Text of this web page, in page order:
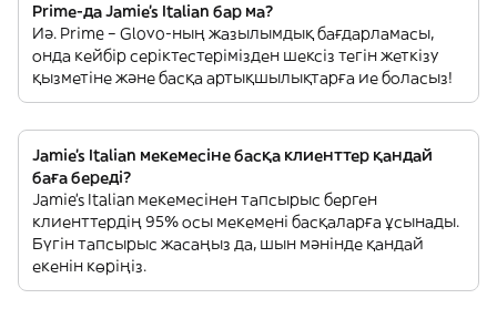
Prime-да Jamie's Italian бар ма?
Иә. Prime – Glovo-ның жазылымдық бағдарламасы,
онда кейбір серіктестерімізден шексіз тегін жеткізу
қызметіне және басқа артықшылықтарға ие боласыз!
Jamie's Italian мекемесіне басқа клиенттер қандай
баға береді?
Jamie's Italian мекемесінен тапсырыс берген
клиенттердің 95% осы мекемені басқаларға ұсынады.
Бүгін тапсырыс жасаңыз да, шын мәнінде қандай
екенін көріңіз.